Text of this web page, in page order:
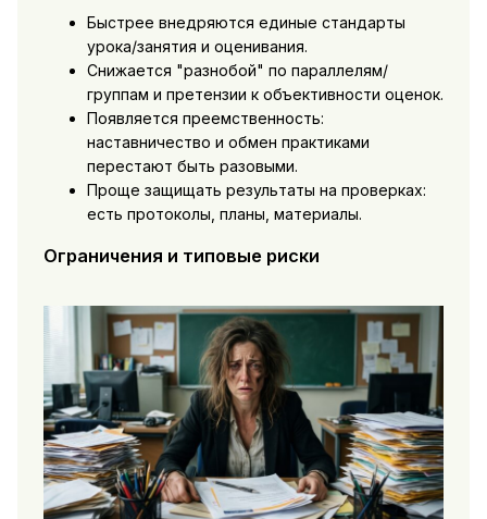
Быстрее внедряются единые стандарты
урока/занятия и оценивания.
Снижается "разнобой" по параллелям/
группам и претензии к объективности оценок.
Появляется преемственность:
наставничество и обмен практиками
перестают быть разовыми.
Проще защищать результаты на проверках:
есть протоколы, планы, материалы.
Ограничения и типовые риски